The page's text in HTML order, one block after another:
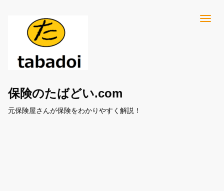
保険のたばどい.com
元保険屋さんが保険をわかりやすく解説！